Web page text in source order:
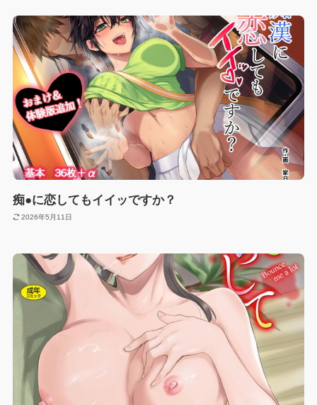
痴●に恋してもイイッですか？
2026年5月11日